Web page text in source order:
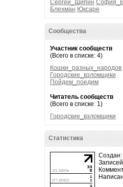
Сергей_Щипин
Блехман Юксаре
Сообщества
Участник сообществ
(Всего в списке: 4)
Кошки_разных_народов
Городские_взломщики
Пойдем_поедим
Читатель сообществ
(Всего в списке: 1)
Городские_взломщики
Статистика
Создан: